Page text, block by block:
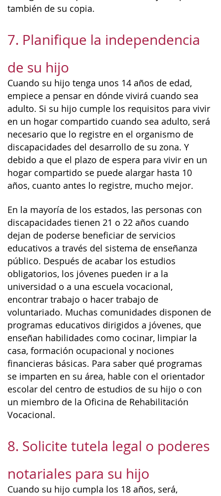
también de su copia.
7. Planifique la independencia
de su hijo
Cuando su hijo tenga unos 14 años de edad,
empiece a pensar en dónde vivirá cuando sea
adulto. Si su hijo cumple los requisitos para vivir
en un hogar compartido cuando sea adulto, será
necesario que lo registre en el organismo de
discapacidades del desarrollo de su zona. Y
debido a que el plazo de espera para vivir en un
hogar compartido se puede alargar hasta 10
años, cuanto antes lo registre, mucho mejor.
En la mayoría de los estados, las personas con
discapacidades tienen 21 o 22 años cuando
dejan de poderse beneficiar de servicios
educativos a través del sistema de enseñanza
público. Después de acabar los estudios
obligatorios, los jóvenes pueden ir a la
universidad o a una escuela vocacional,
encontrar trabajo o hacer trabajo de
voluntariado. Muchas comunidades disponen de
programas educativos dirigidos a jóvenes, que
enseñan habilidades como cocinar, limpiar la
casa, formación ocupacional y nociones
financieras básicas. Para saber qué programas
se imparten en su área, hable con el orientador
escolar del centro de estudios de su hijo o con
un miembro de la Oficina de Rehabilitación
Vocacional.
8. Solicite tutela legal o poderes
notariales para su hijo
Cuando su hijo cumpla los 18 años, será,